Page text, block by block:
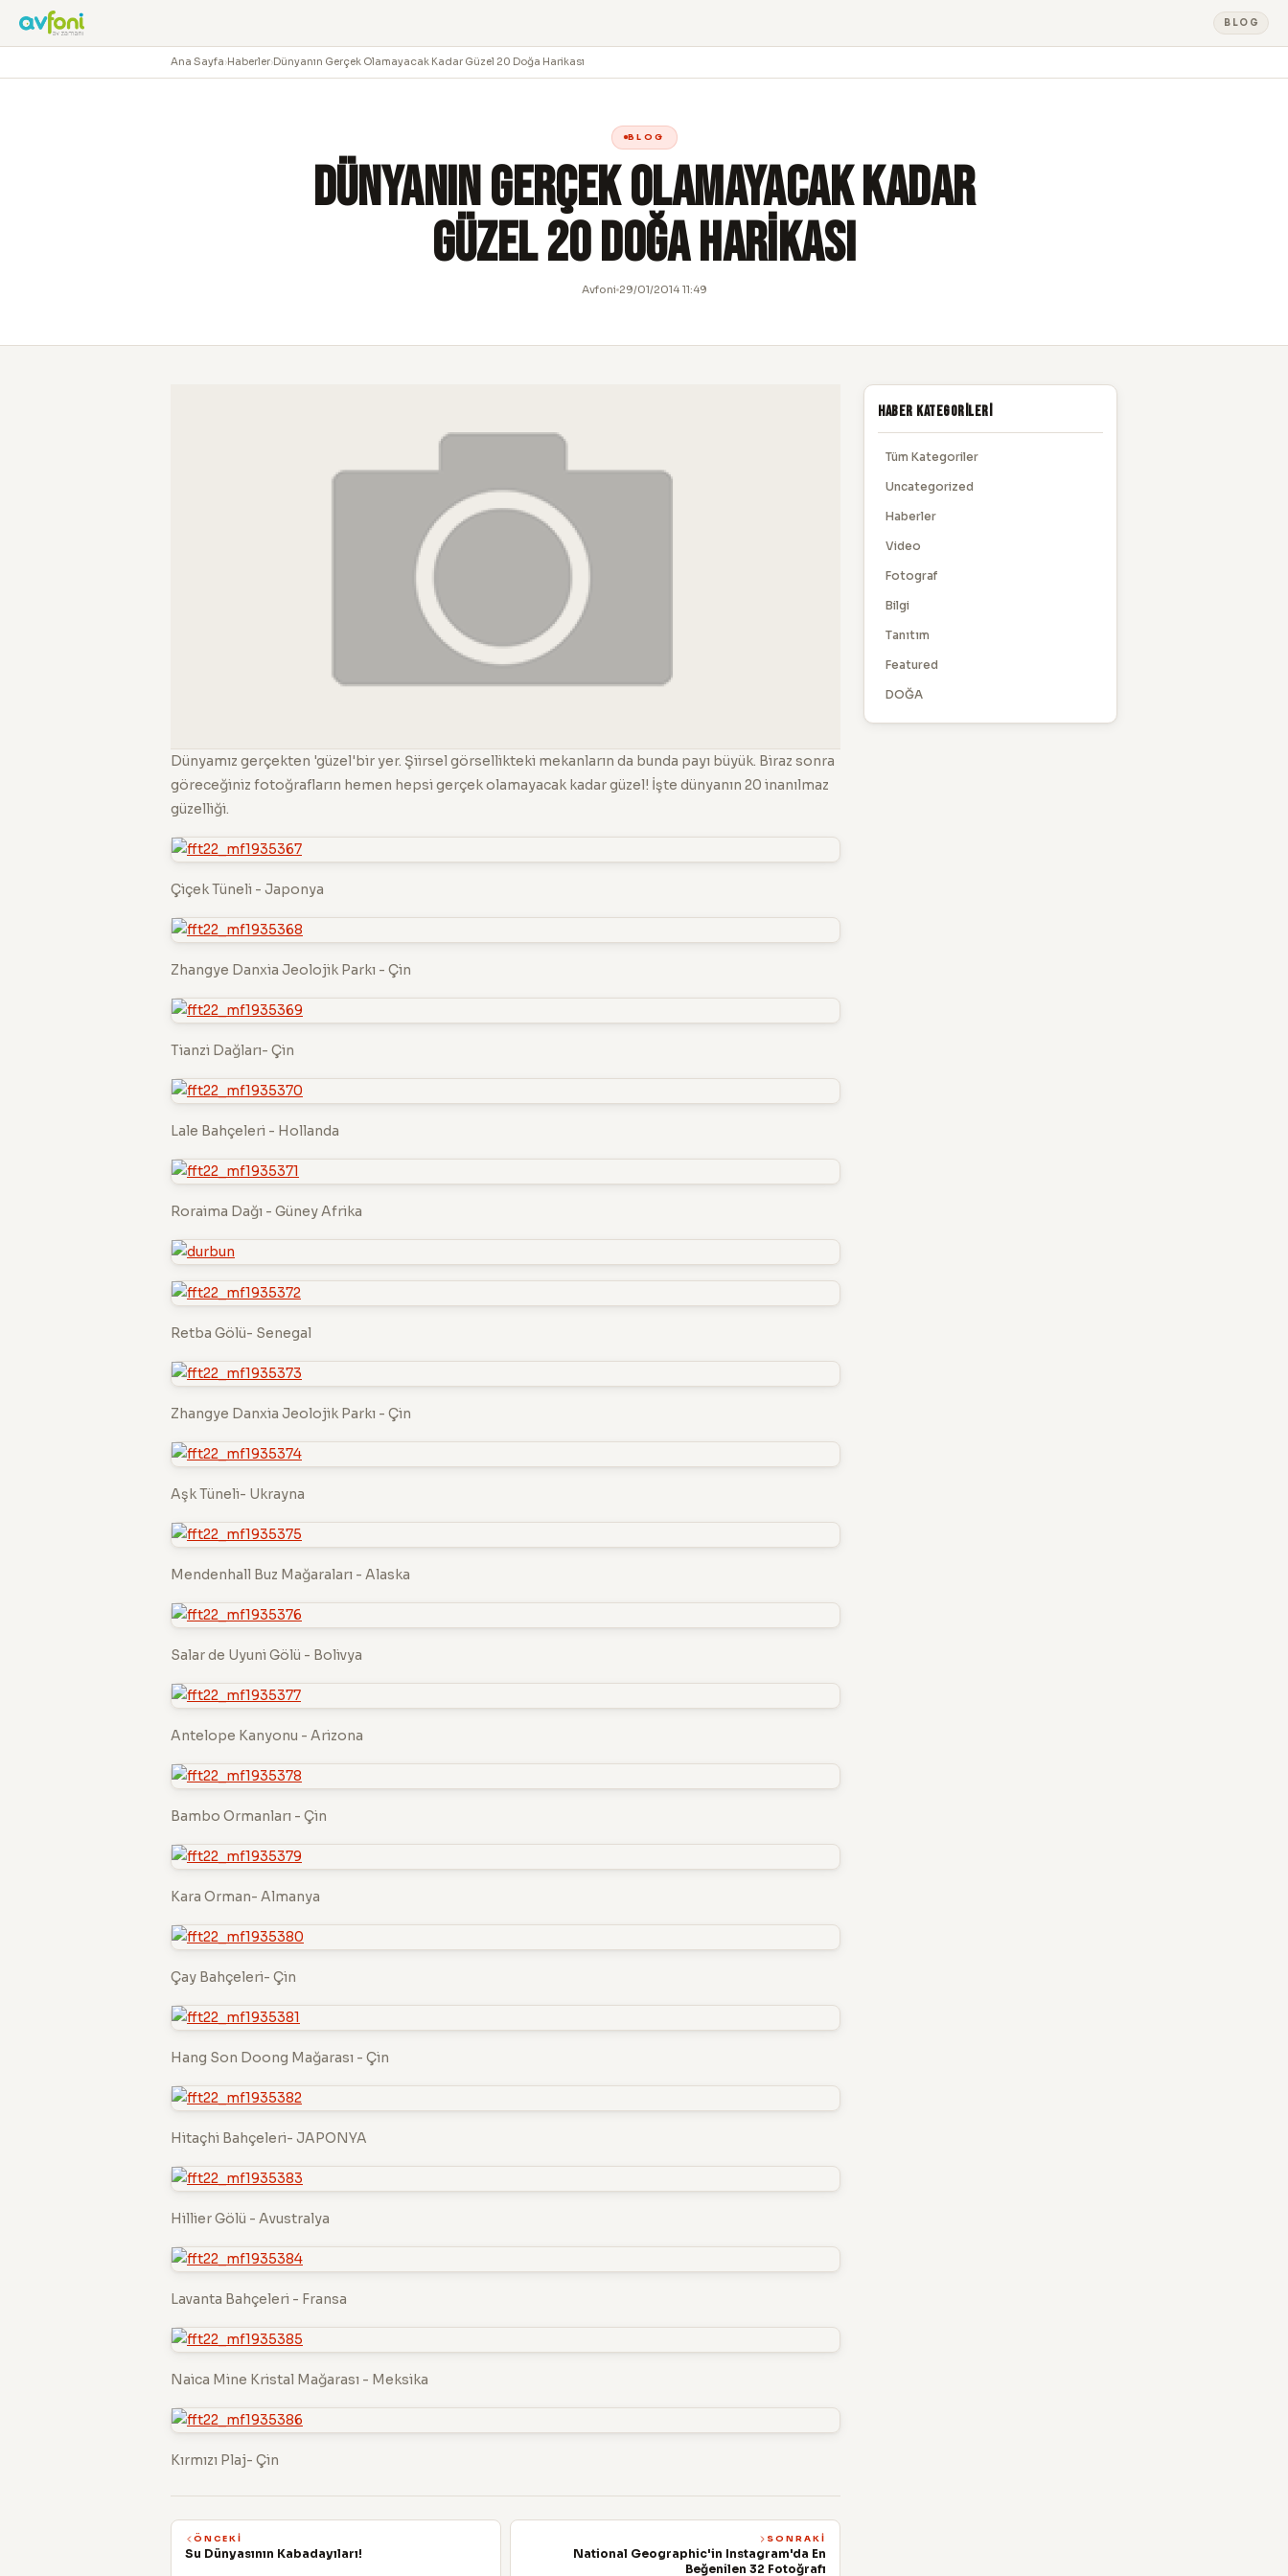
BLOG
Ana Sayfa›Haberler›Dünyanın Gerçek Olamayacak Kadar Güzel 20 Doğa Harikası
BLOG
Dünyanın Gerçek Olamayacak Kadar
Güzel 20 Doğa Harikası
Avfoni 29/01/2014 11:49
Dünyamız gerçekten 'güzel'bir yer. Şiirsel görsellikteki mekanların da bunda payı büyük. Biraz sonra
göreceğiniz fotoğrafların hemen hepsi gerçek olamayacak kadar güzel! İşte dünyanın 20 inanılmaz
güzelliği.
Çiçek Tüneli - Japonya
Zhangye Danxia Jeolojik Parkı - Çin
Tianzi Dağları- Çin
Lale Bahçeleri - Hollanda
Roraima Dağı - Güney Afrika
Retba Gölü- Senegal
Zhangye Danxia Jeolojik Parkı - Çin
Aşk Tüneli- Ukrayna
Mendenhall Buz Mağaraları - Alaska
Salar de Uyuni Gölü - Bolivya
Antelope Kanyonu - Arizona
Bambo Ormanları - Çin
Kara Orman- Almanya
Çay Bahçeleri- Çin
Hang Son Doong Mağarası - Çin
Hitaçhi Bahçeleri- JAPONYA
Hillier Gölü - Avustralya
Lavanta Bahçeleri - Fransa
Naica Mine Kristal Mağarası - Meksika
Kırmızı Plaj- Çin
ÖNCEKI
Su Dünyasının Kabadayıları!
SONRAKI
National Geographic'in Instagram'da En
Beğenilen 32 Fotoğrafı
Haber Kategorileri
Tüm Kategoriler
Uncategorized
Haberler
Video
Fotograf
Bilgi
Tanıtım
Featured
DOĞA